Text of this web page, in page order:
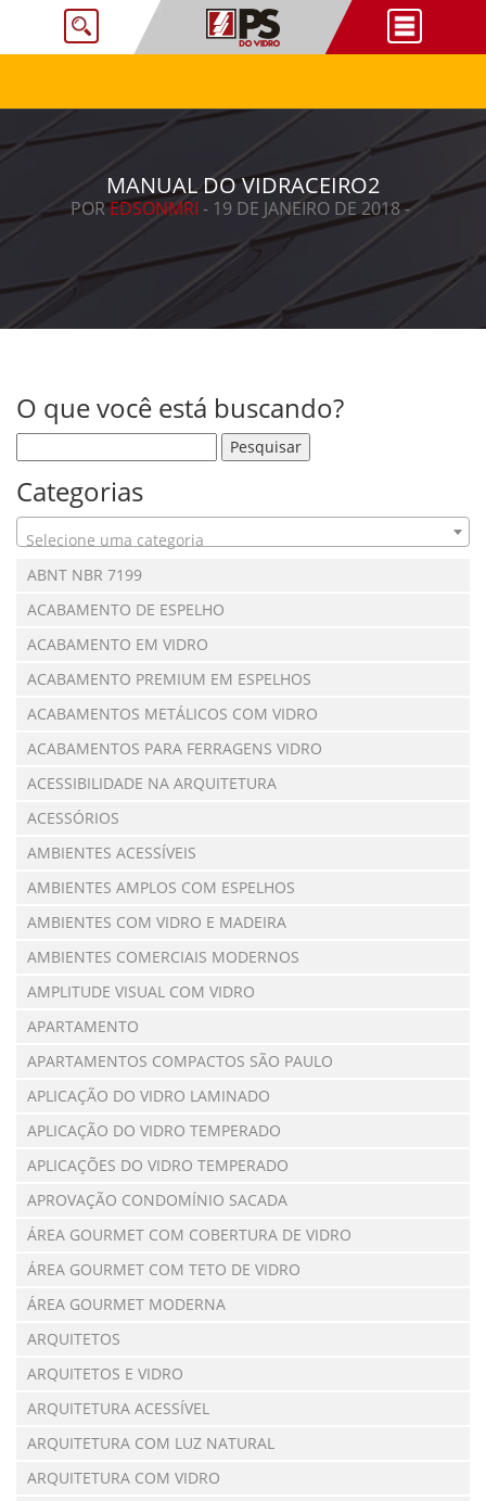
MANUAL DO VIDRACEIRO2
POREDSONMRI - 19 DE JANEIRO DE 2018 -
O que você está buscando?
Categorias
Selecione uma categoria
ABNT NBR 7199
ACABAMENTO DE ESPELHO
ACABAMENTO EM VIDRO
ACABAMENTO PREMIUM EM ESPELHOS
ACABAMENTOS METÁLICOS COM VIDRO
ACABAMENTOS PARA FERRAGENS VIDRO
ACESSIBILIDADE NA ARQUITETURA
ACESSÓRIOS
AMBIENTES ACESSÍVEIS
AMBIENTES AMPLOS COM ESPELHOS
AMBIENTES COM VIDRO E MADEIRA
AMBIENTES COMERCIAIS MODERNOS
AMPLITUDE VISUAL COM VIDRO
APARTAMENTO
APARTAMENTOS COMPACTOS SÃO PAULO
APLICAÇÃO DO VIDRO LAMINADO
APLICAÇÃO DO VIDRO TEMPERADO
APLICAÇÕES DO VIDRO TEMPERADO
APROVAÇÃO CONDOMÍNIO SACADA
ÁREA GOURMET COM COBERTURA DE VIDRO
ÁREA GOURMET COM TETO DE VIDRO
ÁREA GOURMET MODERNA
ARQUITETOS
ARQUITETOS E VIDRO
ARQUITETURA ACESSÍVEL
ARQUITETURA COM LUZ NATURAL
ARQUITETURA COM VIDRO